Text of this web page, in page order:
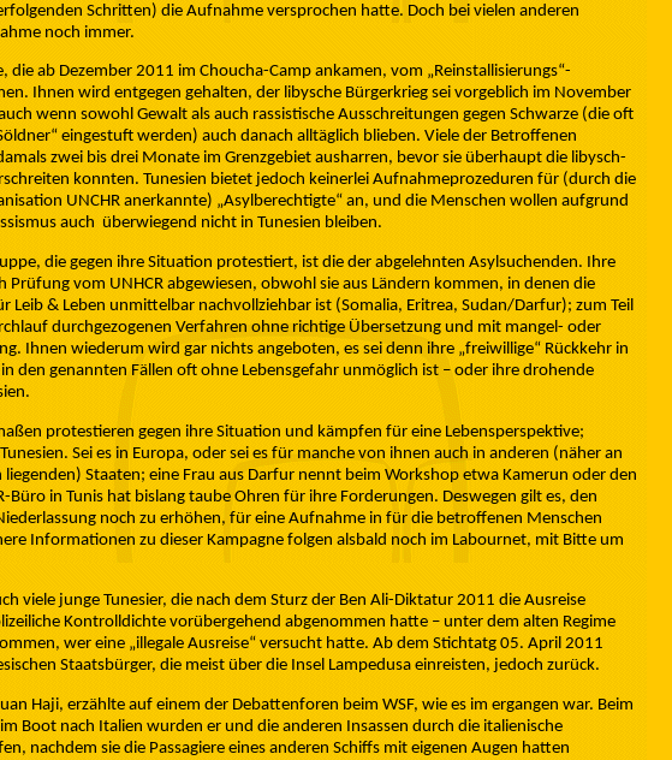
Schritten) die Aufnahme versprochen hatte. Doch bei vielen anderen
noch immer.
die ab Dezember 2011 im Choucha-Camp ankamen, vom „Reinstallisierungs“-
Ihnen wird entgegen gehalten, der libysche Bürgerkrieg sei vorgeblich im November
wenn sowohl Gewalt als auch rassistische Ausschreitungen gegen Schwarze (die oft
eingestuft werden) auch danach alltäglich blieben. Viele der Betroffenen
zwei bis drei Monate im Grenzgebiet ausharren, bevor sie überhaupt die libysch-
konnten. Tunesien bietet jedoch keinerlei Aufnahmeprozeduren für (durch die
UNCHR anerkannte) „Asylberechtigte“ an, und die Menschen wollen aufgrund
auch überwiegend nicht in Tunesien bleiben.
die gegen ihre Situation protestiert, ist die der abgelehnten Asylsuchenden. Ihre
Prüfung vom UNHCR abgewiesen, obwohl sie aus Ländern kommen, in denen die
Leib & Leben unmittelbar nachvollziehbar ist (Somalia, Eritrea, Sudan/Darfur); zum Teil
durchgezogenen Verfahren ohne richtige Übersetzung und mit mangel- oder
Ihnen wiederum wird gar nichts angeboten, es sei denn ihre „freiwillige“ Rückkehr in
den genannten Fällen oft ohne Lebensgefahr unmöglich ist – oder ihre drohende
protestieren gegen ihre Situation und kämpfen für eine Lebensperspektive;
Sei es in Europa, oder sei es für manche von ihnen auch in anderen (näher an
Staaten; eine Frau aus Darfur nennt beim Workshop etwa Kamerun oder den
Büro in Tunis hat bislang taube Ohren für ihre Forderungen. Deswegen gilt es, den
noch zu erhöhen, für eine Aufnahme in für die betroffenen Menschen
Informationen zu dieser Kampagne folgen alsbald noch im Labournet, mit Bitte um
viele junge Tunesier, die nach dem Sturz der Ben Ali-Diktatur 2011 die Ausreise
Kontrolldichte vorübergehend abgenommen hatte – unter dem alten Regime
wer eine „illegale Ausreise“ versucht hatte. Ab dem Stichtatg 05. April 2011
Staatsbürger, die meist über die Insel Lampedusa einreisten, jedoch zurück.
Haji, erzählte auf einem der Debattenforen beim WSF, wie es im ergangen war. Beim
Boot nach Italien wurden er und die anderen Insassen durch die italienische
nachdem sie die Passagiere eines anderen Schiffs mit eigenen Augen hatten